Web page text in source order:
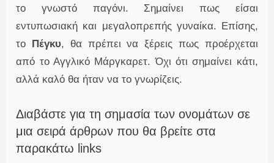
το γνωστό παγόνι. Σημαίνει πως είσαι
εντυπωσιακή και μεγαλοπρεπής γυναίκα. Επίσης,
το
Πέγκυ, θα πρέπει να ξέρεις πως προέρχεται
από το Αγγλικό Μάργκαρετ. Όχι ότι σημαίνει κάτι,
αλλά καλό θα ήταν να το γνωρίζεις.
Διαβάστε για τη σημασία των ονομάτων σε
μια σειρά άρθρων που θα βρείτε στα
παρακάτω links